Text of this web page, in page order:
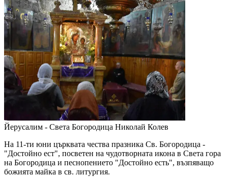
Йерусалим - Света Богородица Николай Колев
На 11-ти юни църквата чества празника Св. Богородица -
"Достойно ест", посветен на чудотворната икона в Света гора
на Богородица и песнопението "Достойно есть", възпяващо
божията майка в св. литургия.